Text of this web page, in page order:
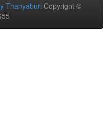
Thanyaburi Copyright ©